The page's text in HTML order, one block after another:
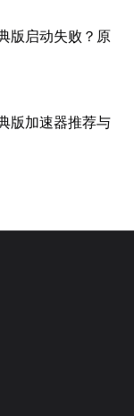
版启动失败？原
版加速器推荐与